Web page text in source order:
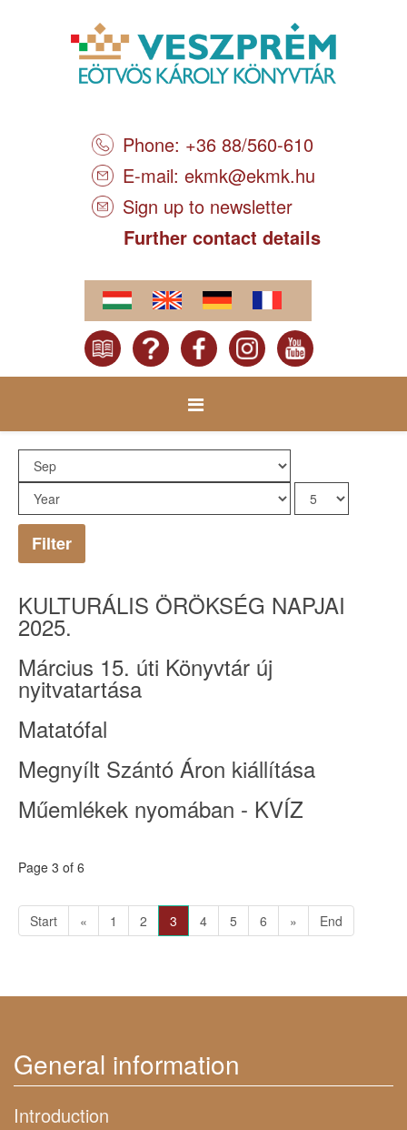
Phone: +36 88/560-610
E-mail: ekmk@ekmk.hu
Sign up to newsletter
Further contact details
Filter
KULTURÁLIS ÖRÖKSÉG NAPJAI
2025.
Március 15. úti Könyvtár új
nyitvatartása
Matatófal
Megnyílt Szántó Áron kiállítása
Műemlékek nyomában - KVÍZ
Page 3 of 6
Start « 1 2 3 4 5 6 » End
General information
Introduction